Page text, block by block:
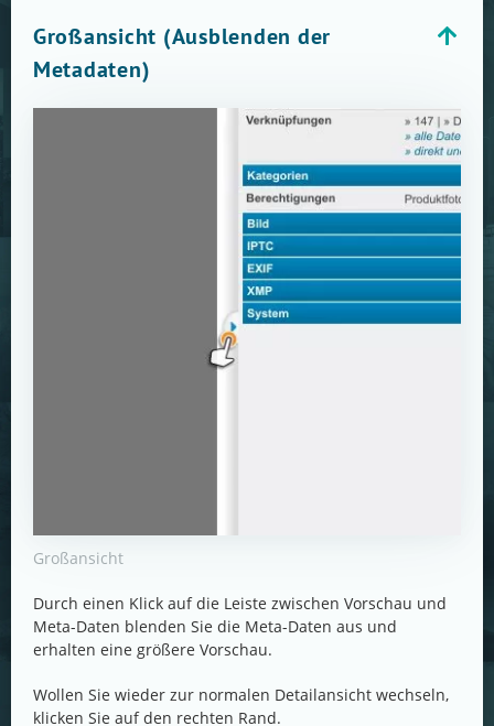
Großansicht (Ausblenden der
Metadaten)
Großansicht
Durch einen Klick auf die Leiste zwischen Vorschau und
Meta-Daten blenden Sie die Meta-Daten aus und
erhalten eine größere Vorschau.
Wollen Sie wieder zur normalen Detailansicht wechseln,
klicken Sie auf den rechten Rand.